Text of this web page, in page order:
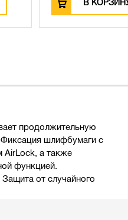
В
продолжительную
Фиксация шлифбумаги с
AirLock, а также
функцией.
от случайного